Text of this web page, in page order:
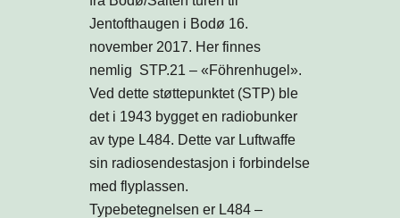
Jentofthaugen i Bodø 16.
november 2017. Her finnes
nemlig STP.21 – «Föhrenhugel».
Ved dette støttepunktet (STP) ble
det i 1943 bygget en radiobunker
av type L484. Dette var Luftwaffe
sin radiosendestasjon i forbindelse
med flyplassen.
Typebetegnelsen er L484 –